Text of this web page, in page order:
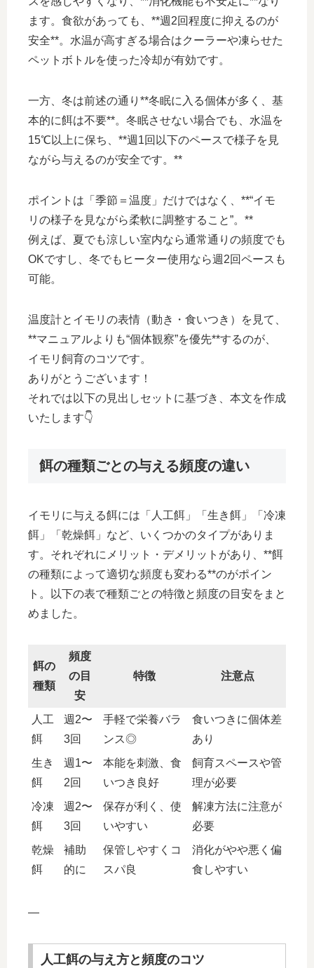
ます。食欲があっても、**週2回程度に抑えるのが
安全**。水温が高すぎる場合はクーラーや凍らせた
ペットボトルを使った冷却が有効です。
一方、冬は前述の通り**冬眠に入る個体が多く、基
本的に餌は不要**。冬眠させない場合でも、水温を
15℃以上に保ち、**週1回以下のペースで様子を見
ながら与えるのが安全です。**
ポイントは「季節＝温度」だけではなく、**“イモ
リの様子を見ながら柔軟に調整すること”。**
例えば、夏でも涼しい室内なら通常通りの頻度でも
OKですし、冬でもヒーター使用なら週2回ペースも
可能。
温度計とイモリの表情（動き・食いつき）を見て、
**マニュアルよりも“個体観察”を優先**するのが、
イモリ飼育のコツです。
ありがとうございます！
それでは以下の見出しセットに基づき、本文を作成
いたします👇
餌の種類ごとの与える頻度の違い
イモリに与える餌には「人工餌」「生き餌」「冷凍
餌」「乾燥餌」など、いくつかのタイプがありま
す。それぞれにメリット・デメリットがあり、**餌
の種類によって適切な頻度も変わる**のがポイン
ト。以下の表で種類ごとの特徴と頻度の目安をまと
めました。
餌の
種類
頻度
の目
安
特徴 注意点
人工
餌
週2〜
3回
手軽で栄養バラ
ンス◎
食いつきに個体差
あり
生き
餌
週1〜
2回
本能を刺激、食
いつき良好
飼育スペースや管
理が必要
冷凍
餌
週2〜
3回
保存が利く、使
いやすい
解凍方法に注意が
必要
乾燥
餌
補助
的に
保管しやすくコ
スパ良
消化がやや悪く偏
食しやすい
—
人工餌の与え方と頻度のコツ